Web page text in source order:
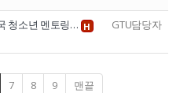
청소년 멘토링… H GTU담당자
7 8 9 맨끝